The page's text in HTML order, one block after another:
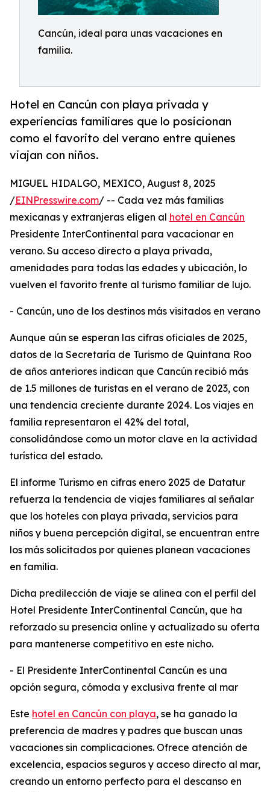
Cancún, ideal para unas vacaciones en
familia.
Hotel en Cancún con playa privada y
experiencias familiares que lo posicionan
como el favorito del verano entre quienes
viajan con niños.
MIGUEL HIDALGO, MEXICO, August 8, 2025
/EINPresswire.com/ -- Cada vez más familias
mexicanas y extranjeras eligen al hotel en Cancún
Presidente InterContinental para vacacionar en
verano. Su acceso directo a playa privada,
amenidades para todas las edades y ubicación, lo
vuelven el favorito frente al turismo familiar de lujo.
- Cancún, uno de los destinos más visitados en verano
Aunque aún se esperan las cifras oficiales de 2025,
datos de la Secretaría de Turismo de Quintana Roo
de años anteriores indican que Cancún recibió más
de 1.5 millones de turistas en el verano de 2023, con
una tendencia creciente durante 2024. Los viajes en
familia representaron el 42% del total,
consolidándose como un motor clave en la actividad
turística del estado.
El informe Turismo en cifras enero 2025 de Datatur
refuerza la tendencia de viajes familiares al señalar
que los hoteles con playa privada, servicios para
niños y buena percepción digital, se encuentran entre
los más solicitados por quienes planean vacaciones
en familia.
Dicha predilección de viaje se alinea con el perfil del
Hotel Presidente InterContinental Cancún, que ha
reforzado su presencia online y actualizado su oferta
para mantenerse competitivo en este nicho.
- El Presidente InterContinental Cancún es una
opción segura, cómoda y exclusiva frente al mar
Este hotel en Cancún con playa, se ha ganado la
preferencia de madres y padres que buscan unas
vacaciones sin complicaciones. Ofrece atención de
excelencia, espacios seguros y acceso directo al mar,
creando un entorno perfecto para el descanso en